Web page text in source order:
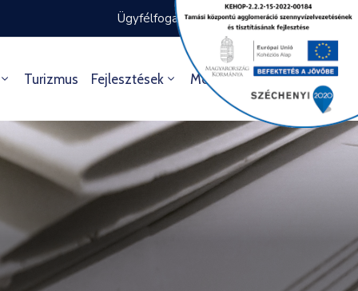
Ügyfélfogadás rendje Ügyintézés
Turizmus Fejlesztések Média Kultúra